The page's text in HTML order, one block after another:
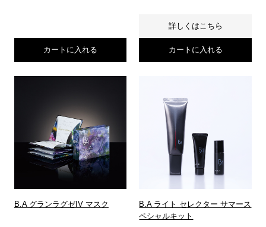
カートに入れる
詳しくはこちら
カートに入れる
B.A グランラグゼIV マスク
B.A ライト セレクター サマース
ペシャルキット